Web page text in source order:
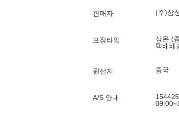
판매자 (주)삼
포장타입
상온 (
택배배
원산지 중국
A/S 안내